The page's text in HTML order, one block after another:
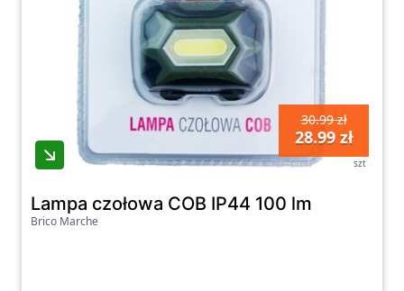
30.99 zł
28.99 zł
szt
Lampa czołowa COB IP44 100 lm
Brico Marche